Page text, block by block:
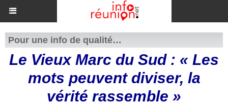
Pour une info de qualité…
​Le Vieux Marc du Sud : « Les
mots peuvent diviser, la
vérité rassemble »